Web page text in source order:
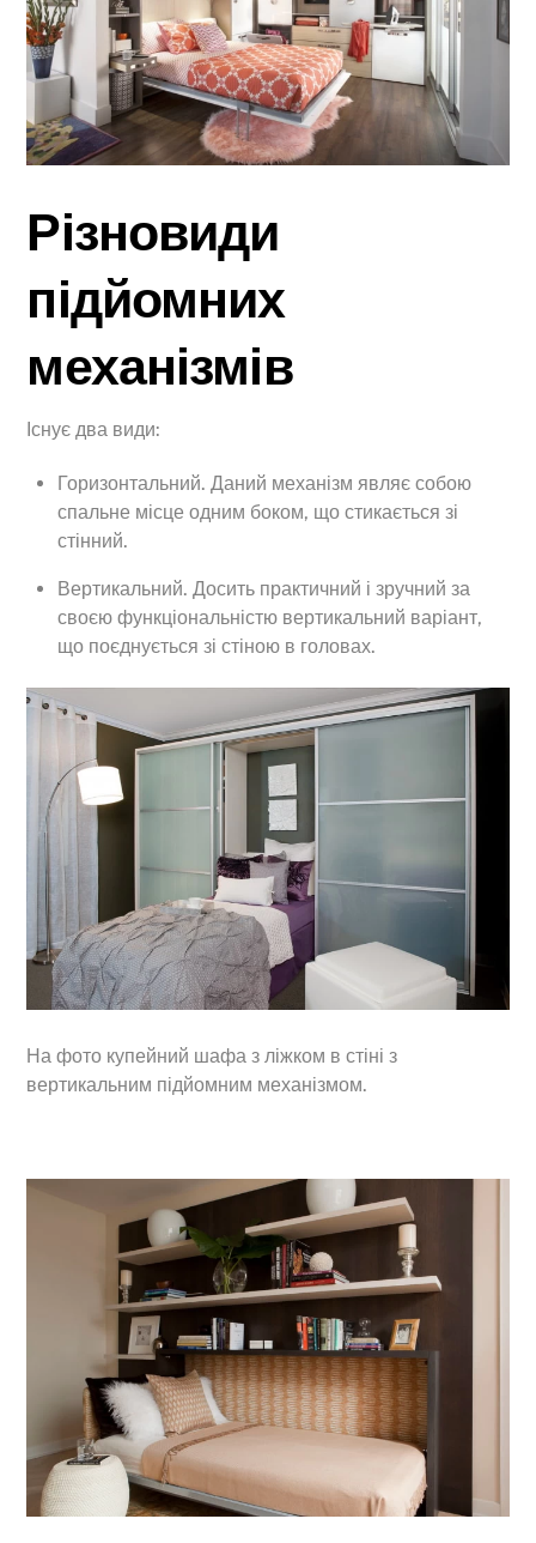
Різновиди
підйомних
механізмів
Існує два види:
Горизонтальний. Даний механізм являє собою
спальне місце одним боком, що стикається зі
стінний.
Вертикальний. Досить практичний і зручний за
своєю функціональністю вертикальний варіант,
що поєднується зі стіною в головах.
На фото купейний шафа з ліжком в стіні з
вертикальним підйомним механізмом.